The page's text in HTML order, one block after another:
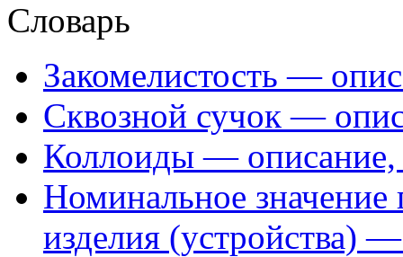
Словарь
Закомелистость —
Сквозной сучок —
Коллоиды — описание,
Номинальное значение
изделия (устройства)